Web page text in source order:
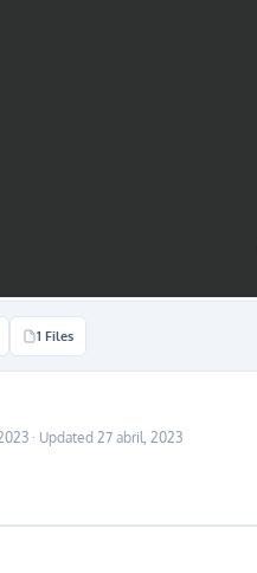
1 Files
· Updated 27 abril, 2023